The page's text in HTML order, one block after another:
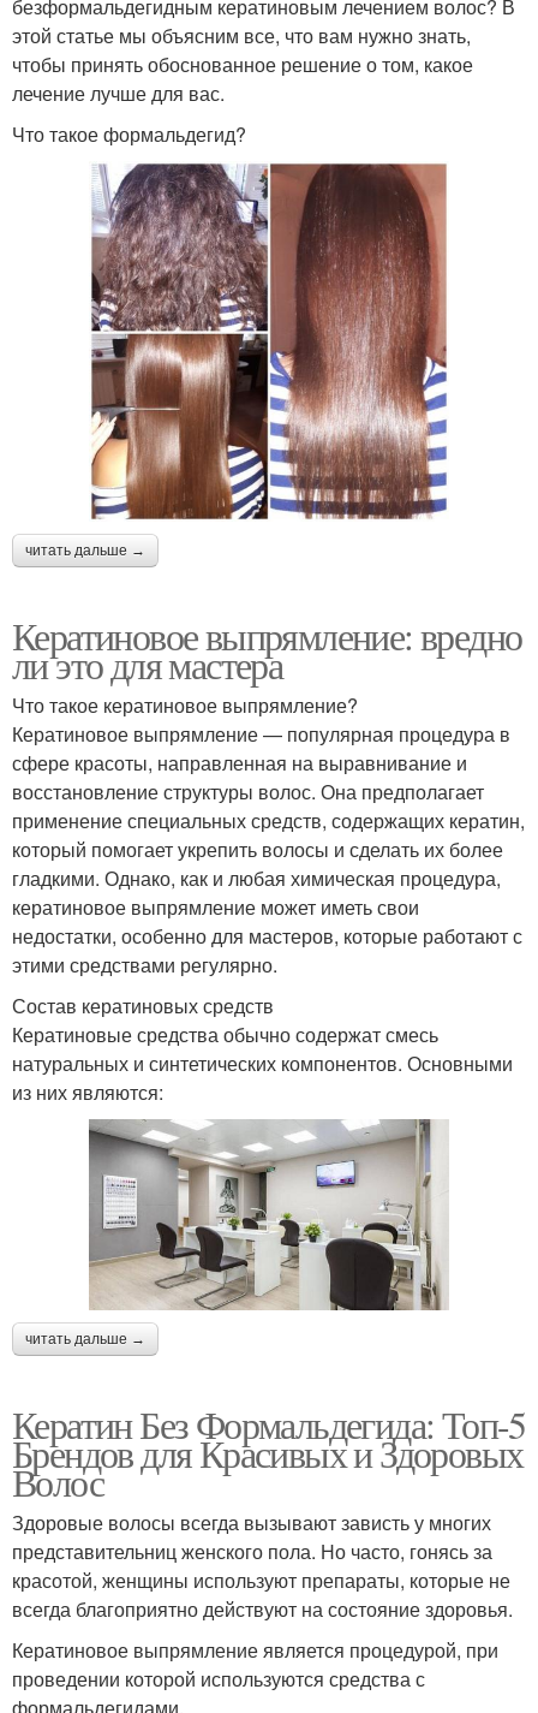
безформальдегидным кератиновым лечением волос? В
этой статье мы объясним все, что вам нужно знать,
чтобы принять обоснованное решение о том, какое
лечение лучше для вас.
Что такое формальдегид?
читать дальше →
Кератиновое выпрямление: вредно
ли это для мастера
Что такое кератиновое выпрямление?
Кератиновое выпрямление — популярная процедура в
сфере красоты, направленная на выравнивание и
восстановление структуры волос. Она предполагает
применение специальных средств, содержащих кератин,
который помогает укрепить волосы и сделать их более
гладкими. Однако, как и любая химическая процедура,
кератиновое выпрямление может иметь свои
недостатки, особенно для мастеров, которые работают с
этими средствами регулярно.
Состав кератиновых средств
Кератиновые средства обычно содержат смесь
натуральных и синтетических компонентов. Основными
из них являются:
читать дальше →
Кератин Без Формальдегида: Топ-5
Брендов для Красивых и Здоровых
Волос
Здоровые волосы всегда вызывают зависть у многих
представительниц женского пола. Но часто, гонясь за
красотой, женщины используют препараты, которые не
всегда благоприятно действуют на состояние здоровья.
Кератиновое выпрямление является процедурой, при
проведении которой используются средства с